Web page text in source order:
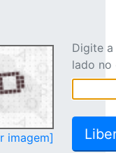
imagem]
Digite
lado no